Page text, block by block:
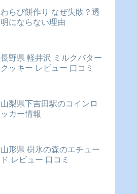
わらび餅作り なぜ失敗？透
明にならない理由
長野県 軽井沢 ミルクバター
クッキー レビュー 口コミ
山梨県下吉田駅のコインロ
ッカー情報
山形県 樹氷の森のエチュー
ド レビュー 口コミ